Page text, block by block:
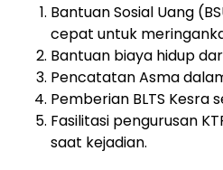
Bantuan Sosial Uang
cepat untuk
Bantuan biaya hidup dari
Pencatatan Asma
Pemberian BLTS Kesra
Fasilitasi pengurusan
saat kejadian.